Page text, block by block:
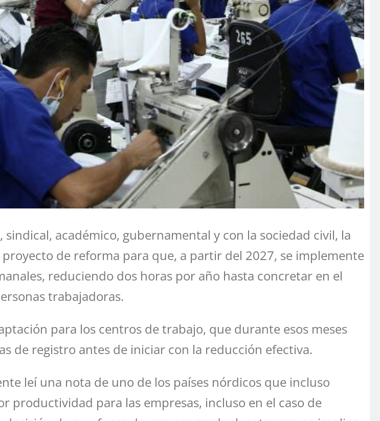
académico, gubernamental y con la sociedad civil, la
de reforma para que, a partir del 2027, se implemente
reduciendo dos horas por año hasta concretar en el
trabajadoras.
para los centros de trabajo, que durante esos meses
de registro antes de iniciar con la reducción efectiva.
leí una nota de uno de los países nórdicos que incluso
para las empresas, incluso en el caso de